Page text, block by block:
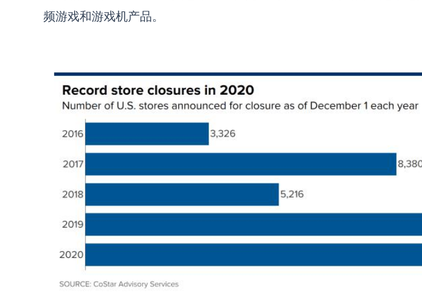
频游戏和游戏机产品。